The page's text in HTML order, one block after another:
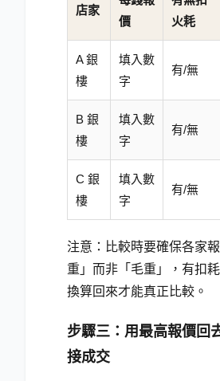
店家
價
火耗
A 銀
樓
填入數
字
有/無
B 銀
樓
填入數
字
有/無
C 銀
樓
填入數
字
有/無
注意：比較時要確保各家
重」而非「毛重」，有扣
換算回來才能真正比較。
步驟三：用最高報價回
接成交